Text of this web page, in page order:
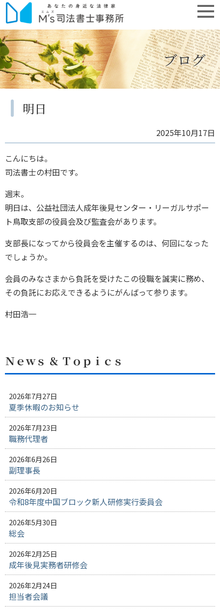
ブログ
明日
2025年10月17日
こんにちは。
司法書士の村田です。
週末。
明日は、公益社団法人成年後見センター・リーガルサポー
ト鳥取支部の役員会及び監査会があります。
支部長になってから役員会を主催するのは、何回になった
でしょうか。
会員のみなさまから負託を受けたこの役職を誠実に務め、
その負託にお応えできるようにがんばって参ります。
村田浩一
Ｎｅｗｓ ＆ Ｔｏｐｉｃｓ
2026年7月27日
夏季休暇のお知らせ
2026年7月23日
職務代理者
2026年6月26日
副理事長
2026年6月20日
令和8年度中国ブロック新人研修実行委員会
2026年5月30日
総会
2026年2月25日
成年後見実務者研修会
2026年2月24日
担当者会議